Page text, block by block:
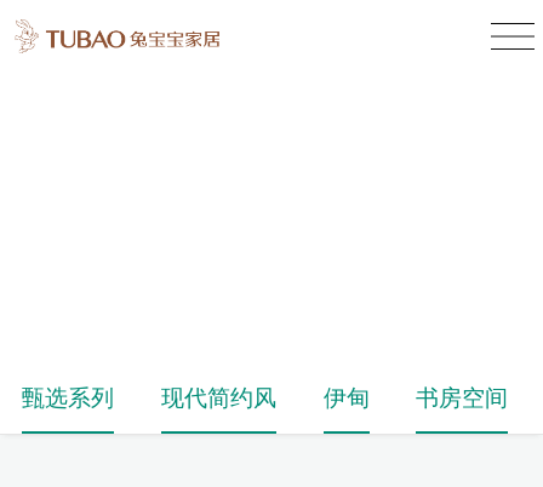
甄选系列 现代简约风 伊甸 书房空间